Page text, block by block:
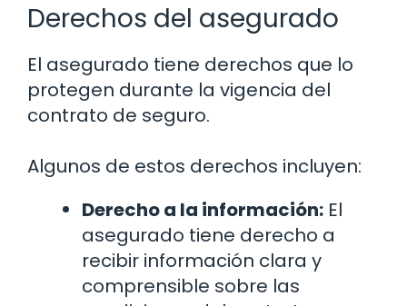
Derechos del asegurado
El asegurado tiene derechos que lo
protegen durante la vigencia del
contrato de seguro.
Algunos de estos derechos incluyen:
Derecho a la información: El
asegurado tiene derecho a
recibir información clara y
comprensible sobre las